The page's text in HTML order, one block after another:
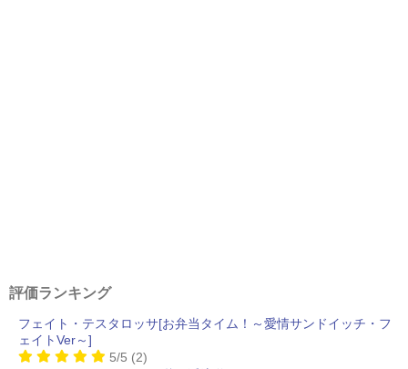
評価ランキング
フェイト・テスタロッサ[お弁当タイム！～愛情サンドイッチ・フ
ェイトVer～]
5/5 (2)